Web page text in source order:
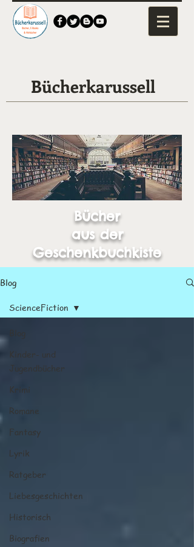
Bücherkarussell
Bücher
aus der
Geschenkbuchkiste
Blog
Kinder- und
Jugendbücher
Krimi
Romane
Fantasy
Lyrik
Ratgeber
Liebesgeschichten
Historisch
Biografien
ScienceFiction